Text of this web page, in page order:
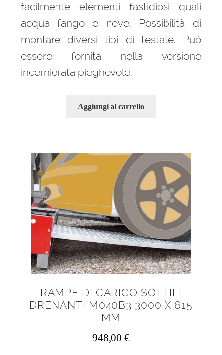
facilmente elementi fastidiosi quali
acqua fango e neve. Possibilità di
montare diversi tipi di testate. Può
essere fornita nella versione
incernierata pieghevole.
Aggiungi al carrello
RAMPE DI CARICO SOTTILI
DRENANTI M040B3 3000 X 615
MM
948,00 €